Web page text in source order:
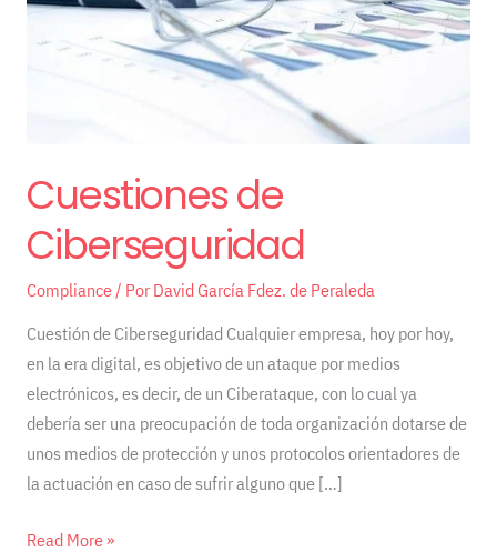
Cuestiones de
Ciberseguridad
Compliance/ Por David García Fdez. de Peraleda
Cuestión de Ciberseguridad Cualquier empresa, hoy por hoy,
en la era digital, es objetivo de un ataque por medios
electrónicos, es decir, de un Ciberataque, con lo cual ya
debería ser una preocupación de toda organización dotarse de
unos medios de protección y unos protocolos orientadores de
la actuación en caso de sufrir alguno que […]
Read More »